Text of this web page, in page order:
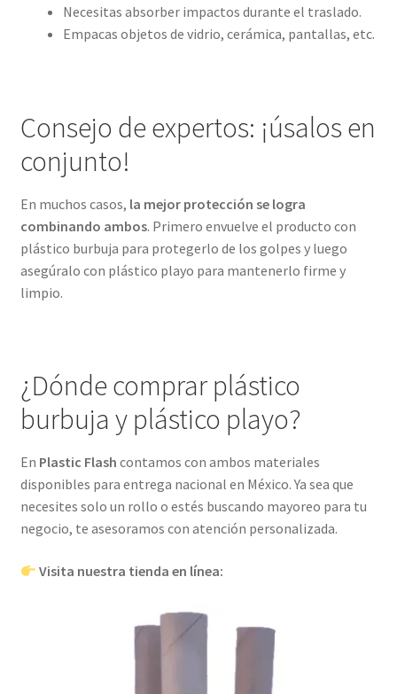
Necesitas absorber impactos durante el traslado.
Empacas objetos de vidrio, cerámica, pantallas, etc.
Consejo de expertos: ¡úsalos en
conjunto!
En muchos casos, la mejor protección se logra
combinando ambos. Primero envuelve el producto con
plástico burbuja para protegerlo de los golpes y luego
asegúralo con plástico playo para mantenerlo firme y
limpio.
¿Dónde comprar plástico
burbuja y plástico playo?
En Plastic Flash contamos con ambos materiales
disponibles para entrega nacional en México. Ya sea que
necesites solo un rollo o estés buscando mayoreo para tu
negocio, te asesoramos con atención personalizada.
Visita nuestra tienda en línea: